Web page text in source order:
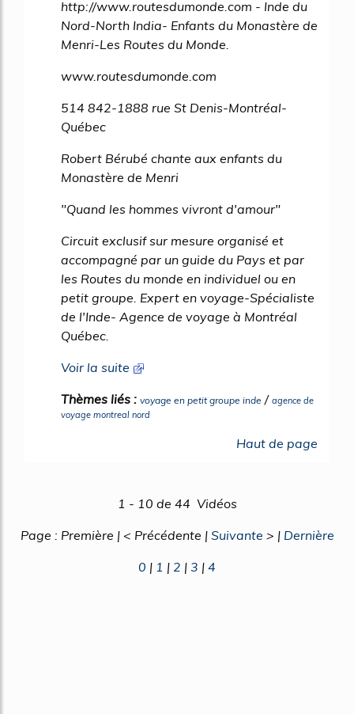
http://www.routesdumonde.com - Inde du
Nord-North India- Enfants du Monastère de
Menri-Les Routes du Monde.
www.routesdumonde.com
514 842-1888 rue St Denis-Montréal-
Québec
Robert Bérubé chante aux enfants du
Monastère de Menri
"Quand les hommes vivront d'amour"
Circuit exclusif sur mesure organisé et
accompagné par un guide du Pays et par
les Routes du monde en individuel ou en
petit groupe. Expert en voyage-Spécialiste
de l'Inde- Agence de voyage à Montréal
Québec.
Voir la suite
Thèmes liés : voyage en petit groupe inde / agence de
voyage montreal nord
Haut de page
1 - 10 de 44 Vidéos
Page : Première | < Précédente | Suivante > | Dernière
0 | 1 | 2 | 3 | 4